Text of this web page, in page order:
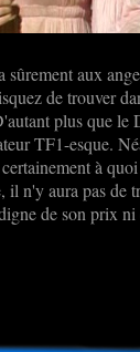
aux
de trouver
plus que le
TF1-esque.
à
il n'y aura pas de
de son prix ni